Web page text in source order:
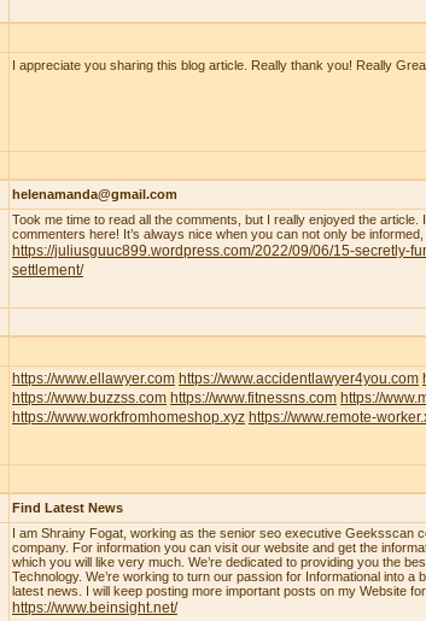
I appreciate you sharing this blog article. Really thank you! Really
helenamanda@gmail.com
Took me time to read all the comments, but I really enjoyed the
commenters here! It’s always nice when you can not only be
https://juliusguuc899.wordpress.com/2022/09/06/15-secretly-
settlement/
https://www.ellawyer.com https://www.accidentlawyer4you.com
https://www.buzzss.com https://www.fitnessns.com https://
https://www.workfromhomeshop.xyz https://www.remote-
Find Latest News
I am Shrainy Fogat, working as the senior seo executive Geeksscan
company. For information you can visit our website and get the
which you will like very much. We’re dedicated to providing you the
Technology. We’re working to turn our passion for Informational into
latest news. I will keep posting more important posts on my Website
https://www.beinsight.net/